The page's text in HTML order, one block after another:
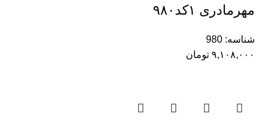
مهرمادری ۱کد۹۸۰
شناسه: 980
۹,۱۰۸,۰۰۰ تومان